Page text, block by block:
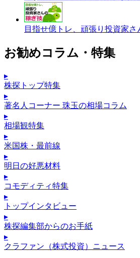
目指せ億トレ、頑張り投資家さ
お勧めコラム・特集
▸
株探トップ特集
▸
著名人コーナー 珠玉の相場コラム
▸
相場観特集
▸
米国株・最前線
▸
明日の好悪材料
▸
コモディティ特集
▸
トップインタビュー
▸
株探編集部からのお手紙
▸
クラファン（株式投資）ニュース